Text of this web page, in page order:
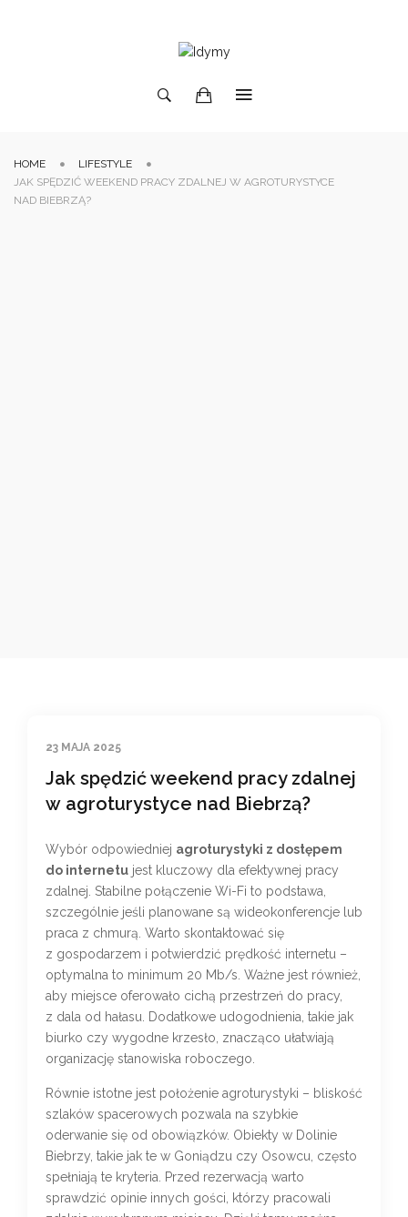
HOME
LIFESTYLE
JAK SPĘDZIĆ WEEKEND PRACY ZDALNEJ W AGROTURYSTYCE
NAD BIEBRZĄ?
23 MAJA 2025
Jak spędzić weekend pracy zdalnej
w agroturystyce nad Biebrzą?
Wybór odpowiedniej agroturystyki z dostępem
do internetu jest kluczowy dla efektywnej pracy
zdalnej. Stabilne połączenie Wi-Fi to podstawa,
szczególnie jeśli planowane są wideokonferencje lub
praca z chmurą. Warto skontaktować się
z gospodarzem i potwierdzić prędkość internetu –
optymalna to minimum 20 Mb/s. Ważne jest również,
aby miejsce oferowało cichą przestrzeń do pracy,
z dala od hałasu. Dodatkowe udogodnienia, takie jak
biurko czy wygodne krzesło, znacząco ułatwiają
organizację stanowiska roboczego.
Równie istotne jest położenie agroturystyki – bliskość
szlaków spacerowych pozwala na szybkie
oderwanie się od obowiązków. Obiekty w Dolinie
Biebrzy, takie jak te w Goniądzu czy Osowcu, często
spełniają te kryteria. Przed rezerwacją warto
sprawdzić opinie innych gości, którzy pracowali